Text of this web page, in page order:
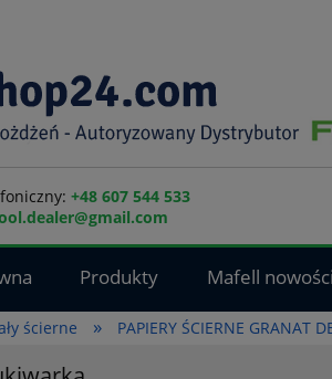
+48 607 544 533
Produkty Mafell nowości
ścierne » PAPIERY ŚCIERNE GRANAT